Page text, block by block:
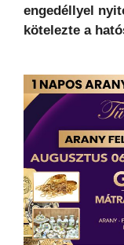
engedéllyel
kötelezte a